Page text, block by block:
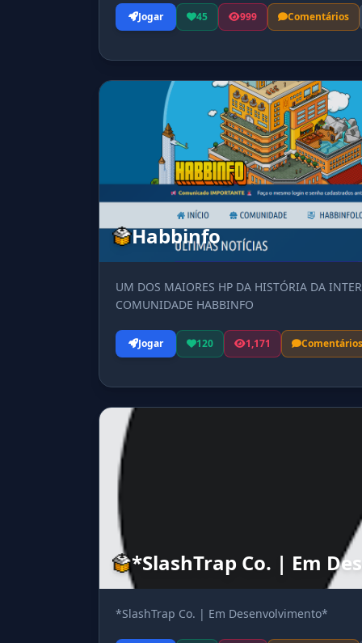
Jogar 45 999 Comentários
Habbinfo
UM DOS MAIORES HP DA HISTÓRIA DA
COMUNIDADE HABBINFO
Jogar 120 1,171 Comentários
*SlashTrap Co. | Em
*SlashTrap Co. | Em Desenvolvimento*